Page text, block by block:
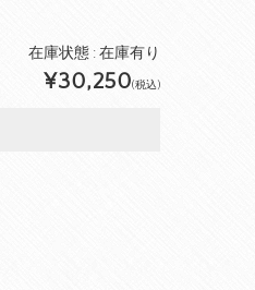
在庫状態 : 在庫有り
¥30,250(税込)